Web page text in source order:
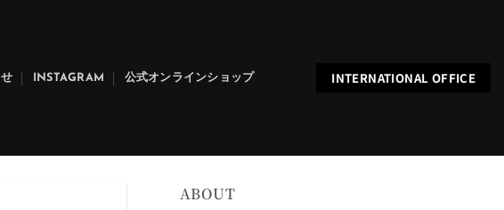
INSTAGRAM 公式オンラインショップ INTERNATIONAL OFFICE
ABOUT